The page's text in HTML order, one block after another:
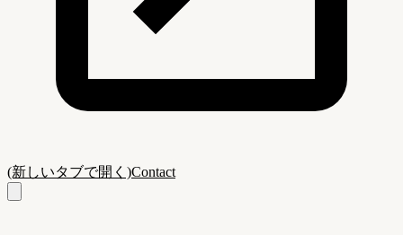
(新しいタブで開く)Contact